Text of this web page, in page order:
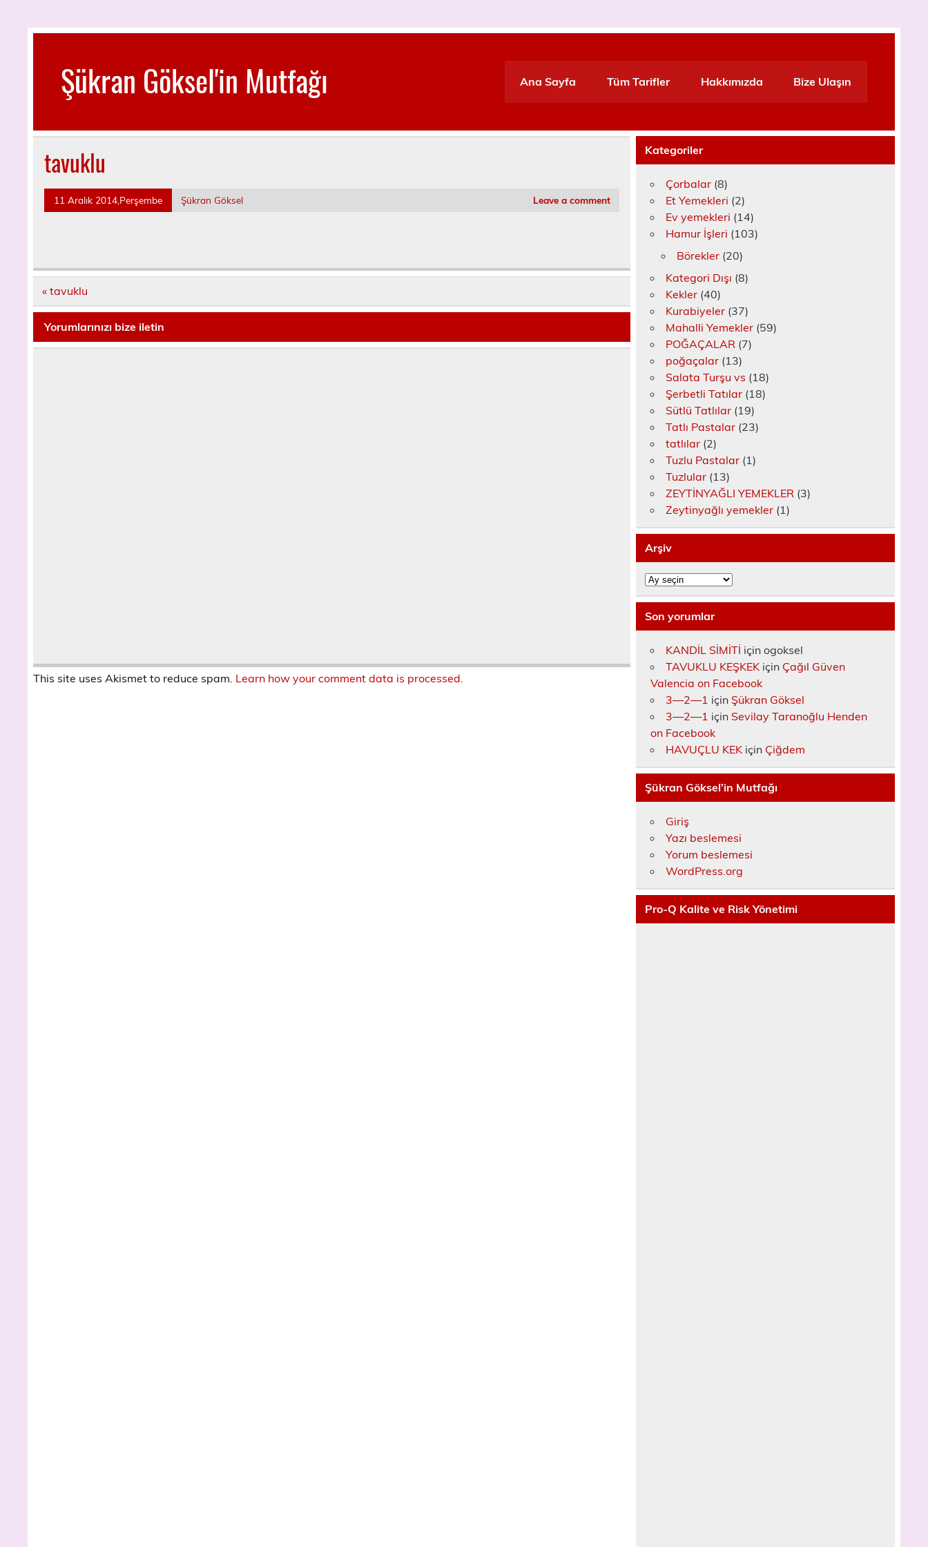
content
Şükran Göksel'in Mutfağı Ana Sayfa Tüm Tarifler Hakkımızda Bize Ulaşın
tavuklu
11 Aralık 2014,Perşembe Şükran Göksel Leave a comment
Yazı
« tavuklu
Yorumlarınızı bize iletin
This site uses Akismet to reduce spam. Learn how your comment data is processed.
Kategoriler
Çorbalar (8)
Et Yemekleri (2)
Ev yemekleri (14)
Hamur İşleri (103)
Börekler (20)
Kategori Dışı (8)
Kekler (40)
Kurabiyeler (37)
Mahalli Yemekler (59)
POĞAÇALAR (7)
poğaçalar (13)
Salata Turşu vs (18)
Şerbetli Tatılar (18)
Sütlü Tatlılar (19)
Tatlı Pastalar (23)
tatlılar (2)
Tuzlu Pastalar (1)
Tuzlular (13)
ZEYTİNYAĞLI YEMEKLER (3)
Zeytinyağlı yemekler (1)
Arşiv
Arşiv
Son yorumlar
KANDİL SİMİTİ içinogoksel
TAVUKLU KEŞKEK için Çağıl Güven
Valencia on Facebook
3—2—1 için Şükran Göksel
3—2—1 için Sevilay Taranoğlu Henden
on Facebook
HAVUÇLU KEK için Çiğdem
Şükran Göksel’in Mutfağı
Giriş
Yazı beslemesi
Yorum beslemesi
WordPress.org
Pro-Q Kalite ve Risk Yönetimi